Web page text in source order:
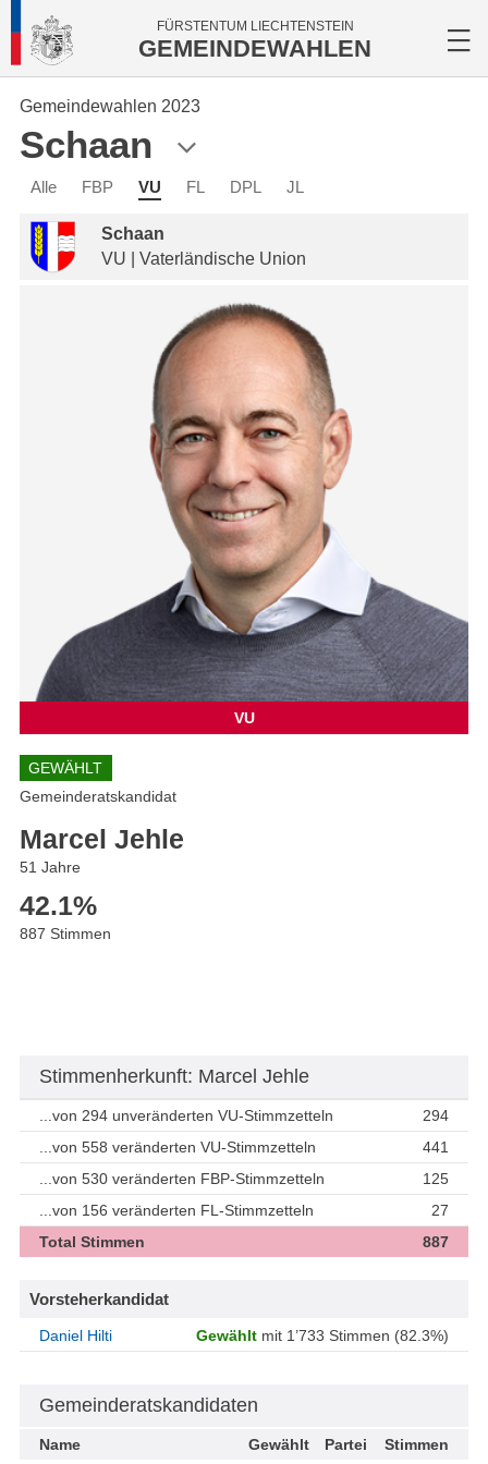
FÜRSTENTUM LIECHTENSTEIN
GEMEINDEWAHLEN
Gemeindewahlen 2023
Schaan
Alle FBP VU FL DPL JL
Schaan
VU | Vaterländische Union
VU
GEWÄHLT
Gemeinderatskandidat
Marcel Jehle
51 Jahre
42.1%
887 Stimmen
Stimmenherkunft: Marcel Jehle
...von 294 unveränderten VU-Stimmzetteln
294
...von 558 veränderten VU-Stimmzetteln
441
...von 530 veränderten FBP-Stimmzetteln
125
...von 156 veränderten FL-Stimmzetteln
27
Total Stimmen
887
Vorsteherkandidat
Daniel Hilti Gewählt mit 1’733 Stimmen (82.3%)
Gemeinderatskandidaten
Name Gewählt Partei Stimmen